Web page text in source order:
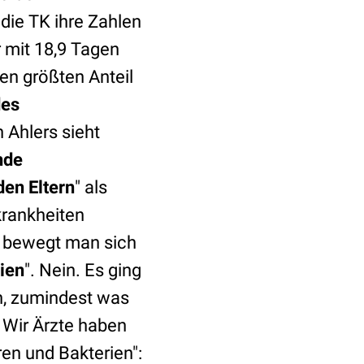
TK ihre Zahlen
18,9 Tagen
größten Anteil
Ahlers sieht
Eltern" als
man sich
". Nein. Es ging
zumindest was
Ärzte haben
und Bakterien":